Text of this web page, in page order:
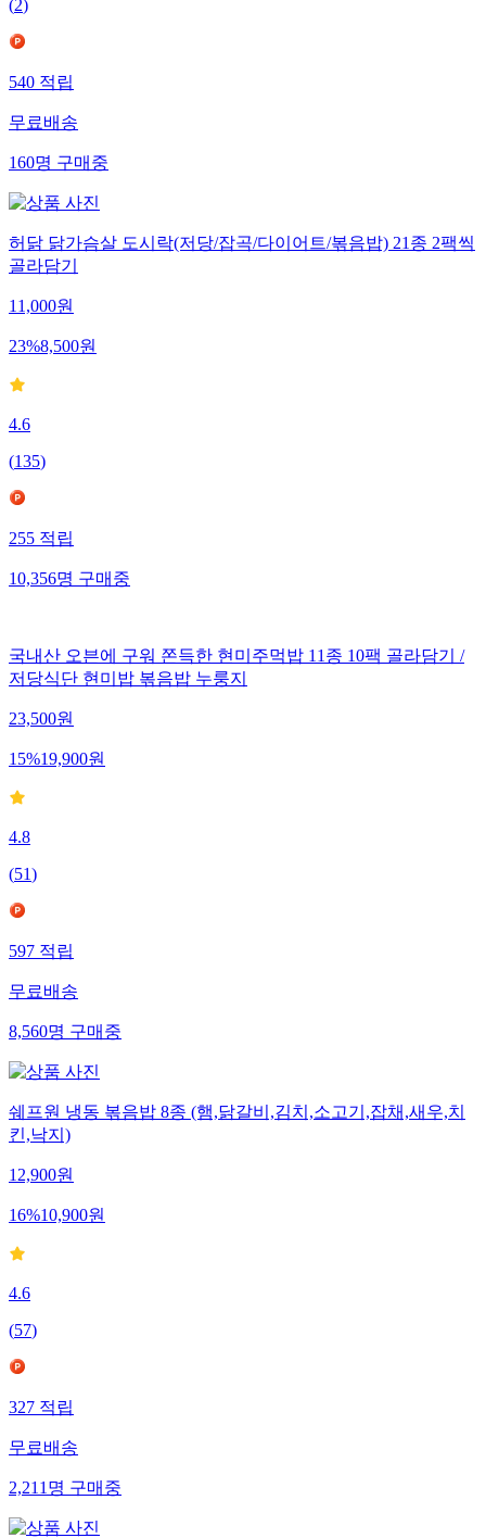
(2)
540적립
무료배송
160명구매중
허닭 닭가슴살 도시락(저당/잡곡/다이어트/볶음밥) 21종 2팩씩
골라담기
11,000원
23%8,500원
4.6
(135)
255적립
10,356명구매중
국내산 오븐에 구워 쫀득한 현미주먹밥 11종 10팩 골라담기 /
저당식단 현미밥 볶음밥 누룽지
23,500원
15%19,900원
4.8
(51)
597적립
무료배송
8,560명구매중
쉐프원 냉동 볶음밥 8종 (햄,닭갈비,김치,소고기,잡채,새우,치
킨,낙지)
12,900원
16%10,900원
4.6
(57)
327적립
무료배송
2,211명구매중